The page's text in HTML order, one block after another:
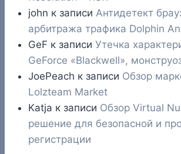
john к записи Антидетект
арбитража трафика Dolphin
GeF к записи Утечка
GeForce «Blackwell»,
JoePeach к записи Обзор
Lolzteam Market
Katja к записи Обзор Virtual
решение для безопасной и
регистрации